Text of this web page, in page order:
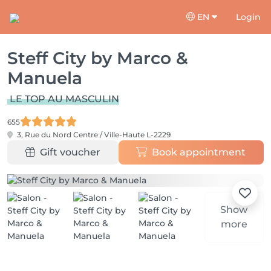
EN Login
Steff City by Marco &
Manuela
LE TOP AU MASCULIN
655
3, Rue du Nord Centre / Ville-Haute L-2229
Gift voucher Book appointment
Show
more